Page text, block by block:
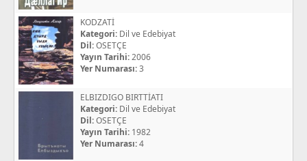
KODZATİ
Kategori: Dil ve Edebiyat
Dil:OSETÇE
Yayın Tarihi:2006
Yer Numarası:3
ELBIZDIGO BIRTTİATI
Kategori: Dil ve Edebiyat
Dil:OSETÇE
Yayın Tarihi: 1982
Yer Numarası:4